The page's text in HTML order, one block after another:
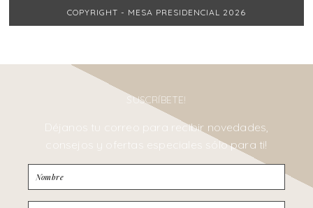
COPYRIGHT - MESA PRESIDENCIAL 2026
SUSCRÍBETE!
Déjanos tu correo para recibir novedades,
consejos y ofertas especiales sólo para ti!